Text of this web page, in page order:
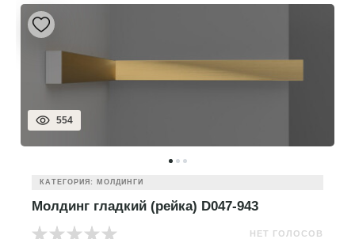
554
КАТЕГОРИЯ: МОЛДИНГИ
Молдинг гладкий (рейка) D047-943
НЕТ ГОЛОСОВ